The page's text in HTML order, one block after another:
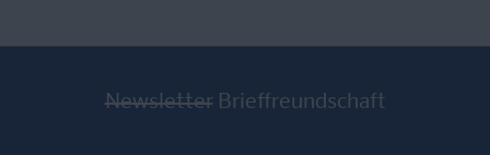
Newsletter Brieffreundschaft